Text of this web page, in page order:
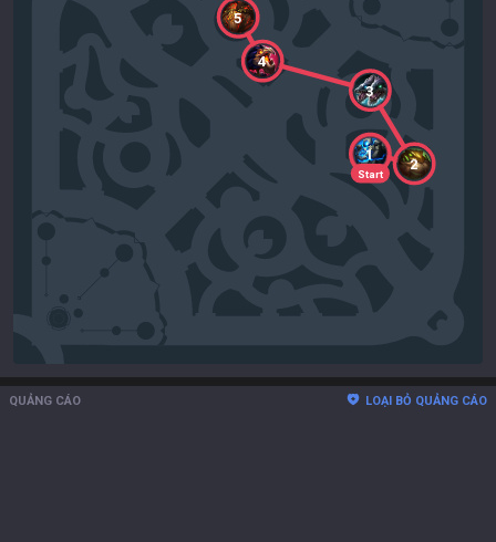
Start
1
2
3
4
5
QUẢNG CÁO LOẠI BỎ QUẢNG CÁO